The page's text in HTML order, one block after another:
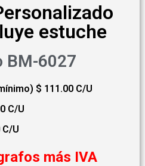
estuche
BM-6027
$ 111.00 C/U
C/U
U
más IVA